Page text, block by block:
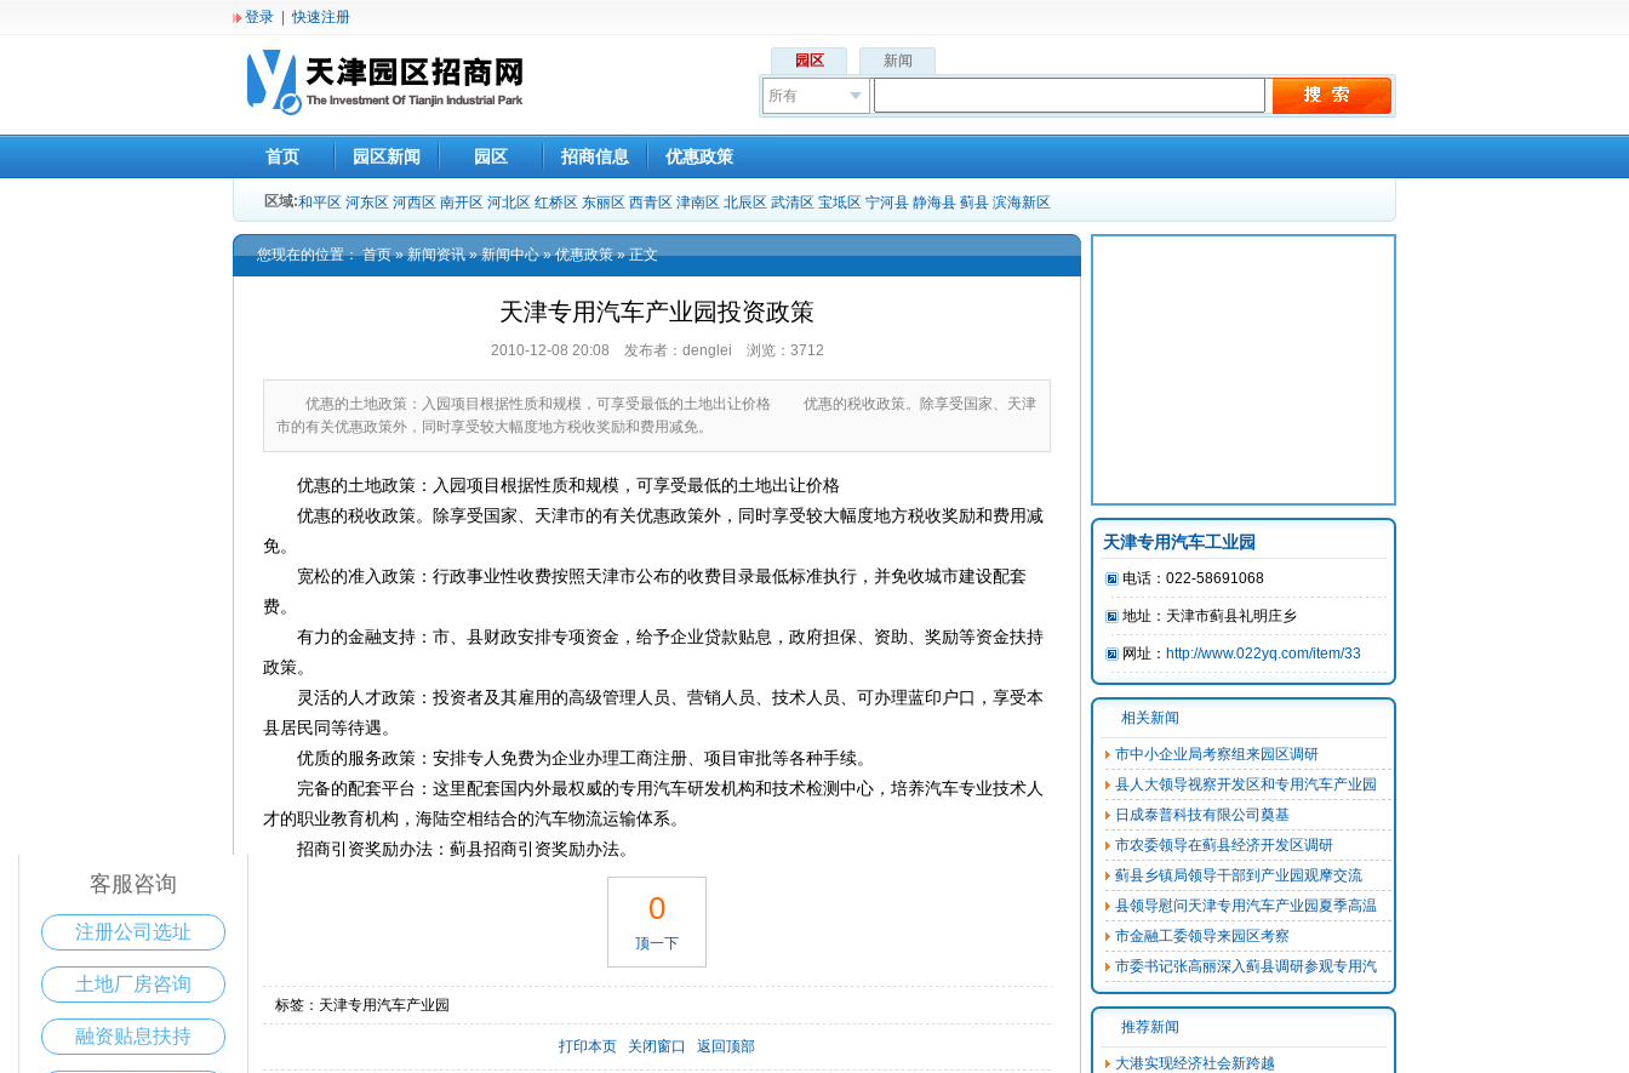
登录 |快速注册
园区 新闻
所有
首页 园区新闻 园区 招商信息 优惠政策
区域:和平区 河东区 河西区 南开区 河北区 红桥区 东丽区 西青区 津南区 北辰区 武清区 宝坻区 宁河县 静海县 蓟县 滨海新区
您现在的位置：首页»新闻资讯»新闻中心»优惠政策» 正文
天津专用汽车产业园投资政策
2010-12-08 20:08 发布者：denglei 浏览：3712
优惠的土地政策：入园项目根据性质和规模，可享受最低的土地出让价格 优惠的税收政策。除享受国家、天津
市的有关优惠政策外，同时享受较大幅度地方税收奖励和费用减免。
优惠的土地政策：入园项目根据性质和规模，可享受最低的土地出让价格
优惠的税收政策。除享受国家、天津市的有关优惠政策外，同时享受较大幅度地方税收奖励和费用减
免。
宽松的准入政策：行政事业性收费按照天津市公布的收费目录最低标准执行，并免收城市建设配套
费。
有力的金融支持：市、县财政安排专项资金，给予企业贷款贴息，政府担保、资助、奖励等资金扶持
政策。
灵活的人才政策：投资者及其雇用的高级管理人员、营销人员、技术人员、可办理蓝印户口，享受本
县居民同等待遇。
优质的服务政策：安排专人免费为企业办理工商注册、项目审批等各种手续。
完备的配套平台：这里配套国内外最权威的专用汽车研发机构和技术检测中心，培养汽车专业技术人
才的职业教育机构，海陆空相结合的汽车物流运输体系。
招商引资奖励办法：蓟县招商引资奖励办法。
0
顶一下
标签：天津专用汽车产业园
打印本页 关闭窗口 返回顶部
天津专用汽车工业园
电话： 022-58691068
地址： 天津市蓟县礼明庄乡
网址： http://www.022yq.com/item/33
相关新闻
市中小企业局考察组来园区调研
县人大领导视察开发区和专用汽车产业园
日成泰普科技有限公司奠基
市农委领导在蓟县经济开发区调研
蓟县乡镇局领导干部到产业园观摩交流
县领导慰问天津专用汽车产业园夏季高温
市金融工委领导来园区考察
市委书记张高丽深入蓟县调研参观专用汽
推荐新闻
大港实现经济社会新跨越
客服咨询
注册公司选址
土地厂房咨询
融资贴息扶持